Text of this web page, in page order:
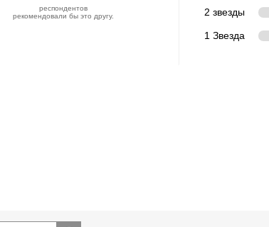
респондентов
рекомендовали бы это другу.
2 звезды
1 Звезда